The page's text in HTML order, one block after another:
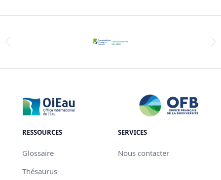
RESSOURCES
Glossaire
Thésaurus
SERVICES
Nous contacter